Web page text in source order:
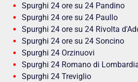
Spurghi 24 ore su 24 Pandino
Spurghi 24 ore su 24 Paullo
Spurghi 24 ore su 24 Rivolta
Spurghi 24 ore su 24 Soncino
Spurghi 24 Orzinuovi
Spurghi 24 Romano di
Spurghi 24 Treviglio